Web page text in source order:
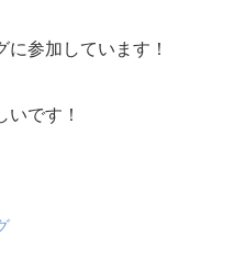
参加しています！
です！